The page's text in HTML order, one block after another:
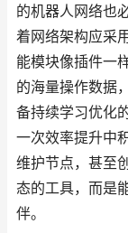
的机器人网络也
着网络架构应采
能模块像插件一
的海量操作数据
备持续学习优化
一次效率提升中
维护节点，甚至
态的工具，而是
伴。